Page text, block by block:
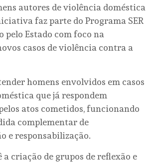
autores de violência doméstica
faz parte do Programa SER
pelo Estado com foco na
casos de violência contra a
homens envolvidos em casos
que já respondem
atos cometidos, funcionando
complementar de
e responsabilização.
a criação de grupos de reflexão e